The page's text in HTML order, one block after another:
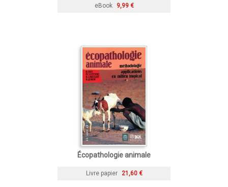
eBook 9,99 €
Écopathologie animale
Livre papier 21,60 €